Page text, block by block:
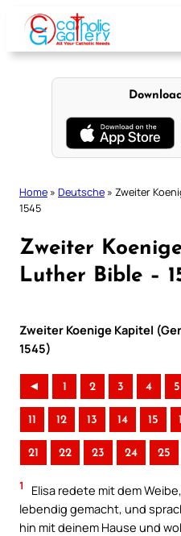
content
Home » Deutsche » Zweiter
1545
Zweiter
Luther Bible –
Zweiter Koenige Kapitel
1545)
◄ 1 2 3 4 5
11 12 13 14 15
21 22 23 24 25
1
Elisa redete mit dem
lebendig gemacht, und
hin mit deinem Hause und